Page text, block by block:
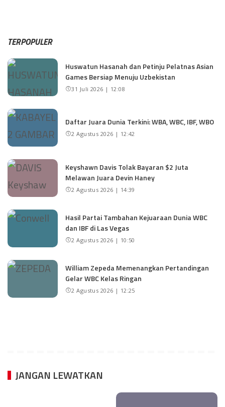
TERPOPULER
Huswatun Hasanah dan Petinju Pelatnas Asian
Games Bersiap Menuju Uzbekistan
31 Juli 2026 | 12:08
Daftar Juara Dunia Terkini: WBA, WBC, IBF, WBO
2 Agustus 2026 | 12:42
Keyshawn Davis Tolak Bayaran $2 Juta
Melawan Juara Devin Haney
2 Agustus 2026 | 14:39
Hasil Partai Tambahan Kejuaraan Dunia WBC
dan IBF di Las Vegas
2 Agustus 2026 | 10:50
William Zepeda Memenangkan Pertandingan
Gelar WBC Kelas Ringan
2 Agustus 2026 | 12:25
JANGAN LEWATKAN